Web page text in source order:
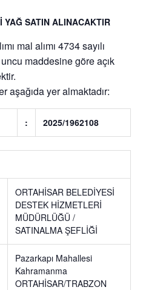
YAĞ SATIN ALINACAKTIR
mal alımı 4734 sayılı
maddesine göre açık
aşağıda yer almaktadır:
: 2025/1962108
ORTAHİSAR BELEDİYESİ
DESTEK HİZMETLERİ
MÜDÜRLÜĞÜ /
SATINALMA ŞEFLİĞİ
Pazarkapı Mahallesi
Kahramanma
ORTAHİSAR/TRABZON